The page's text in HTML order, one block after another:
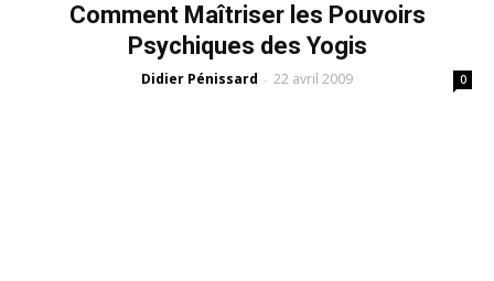
Comment Maîtriser les Pouvoirs
Psychiques des Yogis
Didier Pénissard - 22 avril 2009 0